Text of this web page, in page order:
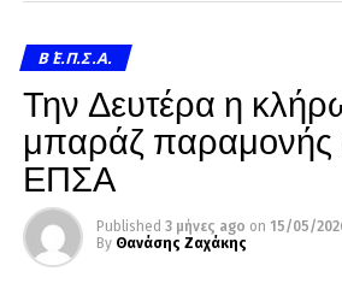
Β΄ Ε.Π.Σ.Α.
Την Δευτέρα η
μπαράζ παραμονής
ΕΠΣΑ
Published 3 μήνες ago on 15/05/
By Θανάσης Ζαχάκης